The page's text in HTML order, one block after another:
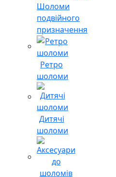
Шоломи
подвійного
призначення
Ретро
шоломи
Дитячі
шоломи